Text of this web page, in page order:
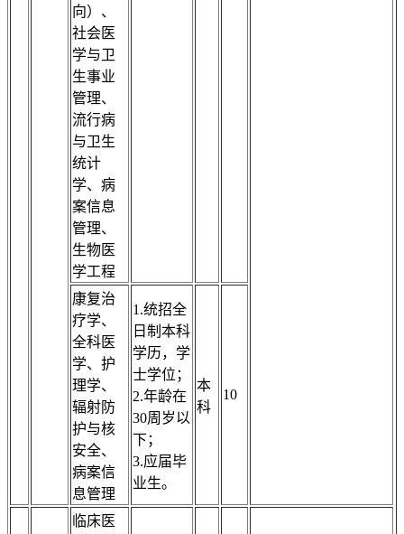
向）、
社会医
学与卫
生事业
管理、
流行病
与卫生
统计
学、病
案信息
管理、
生物医
学工程
康复治
疗学、
全科医
学、护
理学、
辐射防
护与核
安全、
病案信
息管理
1.统招全
日制本科
学历，学
士学位；
2.年龄在
30周岁以
下；
3.应届毕
业生。
本
科
10
临床医